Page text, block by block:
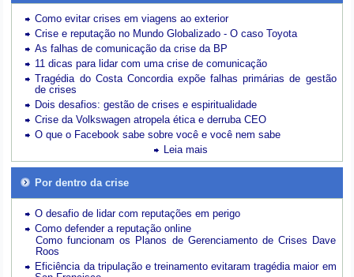
Como evitar crises em viagens ao exterior
Crise e reputação no Mundo Globalizado - O caso Toyota
As falhas de comunicação da crise da BP
11 dicas para lidar com uma crise de comunicação
Tragédia do Costa Concordia expõe falhas primárias de gestão
de crises
Dois desafios: gestão de crises e espiritualidade
Crise da Volkswagen atropela ética e derruba CEO
O que o Facebook sabe sobre você e você nem sabe
Leia mais
Por dentro da crise
O desafio de lidar com reputações em perigo
Como defender a reputação online
Como funcionam os Planos de Gerenciamento de Crises Dave
Roos
Eficiência da tripulação e treinamento evitaram tragédia maior em